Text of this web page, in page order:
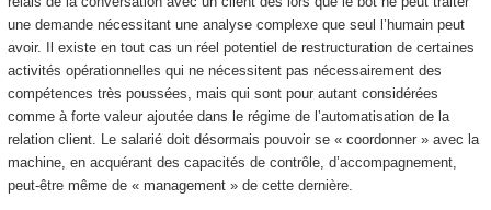
une demande nécessitant une analyse complexe que seul l’humain peut
avoir. Il existe en tout cas un réel potentiel de restructuration de certaines
activités opérationnelles qui ne nécessitent pas nécessairement des
compétences très poussées, mais qui sont pour autant considérées
comme à forte valeur ajoutée dans le régime de l’automatisation de la
relation client. Le salarié doit désormais pouvoir se « coordonner » avec la
machine, en acquérant des capacités de contrôle, d’accompagnement,
peut-être même de « management » de cette dernière.